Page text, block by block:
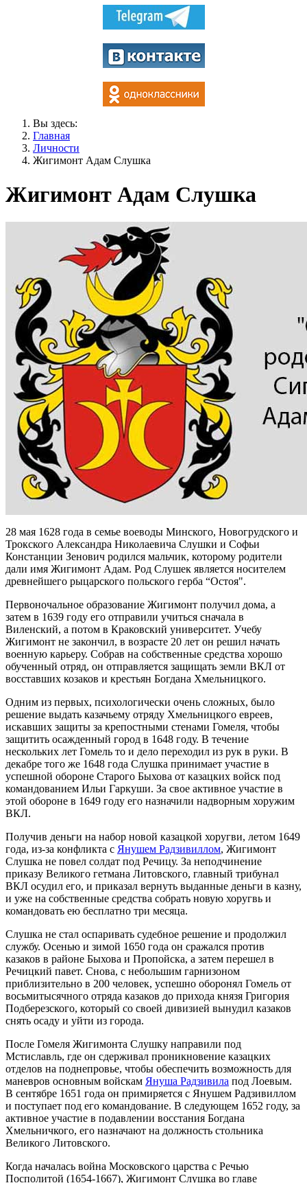
Вы здесь:
Главная
Личности
Жигимонт Адам Слушка
Жигимонт Адам Слушка
28 мая 1628 года в семье воеводы Минского, Новогрудского и
Трокского Александра Николаевича Слушки и Софьи
Констанции Зенович родился мальчик, которому родители
дали имя Жигимонт Адам. Род Слушек является носителем
древнейшего рыцарского польского герба “Остоя".
Первоночальное образование Жигимонт получил дома, а
затем в 1639 году его отправили учиться сначала в
Виленский, а потом в Краковский университет. Учебу
Жигимонт не закончил, в возрасте 20 лет он решил начать
военную карьеру. Собрав на собственные средства хорошо
обученный отряд, он отправляется защищать земли ВКЛ от
восставших козаков и крестьян Богдана Хмельницкого.
Одним из первых, психологически очень сложных, было
решение выдать казачьему отряду Хмельницкого евреев,
искавших защиты за крепостными стенами Гомеля, чтобы
защитить осажденный город в 1648 году. В течение
нескольких лет Гомель то и дело переходил из рук в руки. В
декабре того же 1648 года Слушка принимает участие в
успешной обороне Старого Быхова от казацких войск под
командованием Ильи Гаркуши. За свое активное участие в
этой обороне в 1649 году его назначили надворным хоружим
ВКЛ.
Получив деньги на набор новой казацкой хоругви, летом 1649
года, из-за конфликта с Янушем Радзивиллом, Жигимонт
Слушка не повел солдат под Речицу. За неподчинение
приказу Великого гетмана Литовского, главный трибунал
ВКЛ осудил его, и приказал вернуть выданные деньги в казну,
и уже на собственные средства собрать новую хоругвь и
командовать ею бесплатно три месяца.
Слушка не стал оспаривать судебное решение и продолжил
службу. Осенью и зимой 1650 года он сражался против
казаков в районе Быхова и Пропойска, а затем перешел в
Речицкий павет. Снова, с небольшим гарнизоном
приблизительно в 200 человек, успешно оборонял Гомель от
восьмитысячного отряда казаков до прихода князя Григория
Подберезского, который со своей дивизией вынудил казаков
снять осаду и уйти из города.
После Гомеля Жигимонта Слушку направили под
Мстиславль, где он сдерживал проникновение казацких
отделов на поднепровье, чтобы обеспечить возможность для
маневров основным войскам Януша Радзивила под Лоевым.
В сентябре 1651 года он примиряется с Янушем Радзивиллом
и поступает под его командование. В следующем 1652 году, за
активное участие в подавлении восстания Богдана
Хмельничкого, его назначают на должность стольника
Великого Литовского.
Когда началась война Московского царства с Речью
Посполитой (1654-1667), Жигимонт Слушка во главе